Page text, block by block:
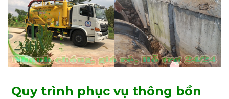
Quy trình phục vụ thông bồn